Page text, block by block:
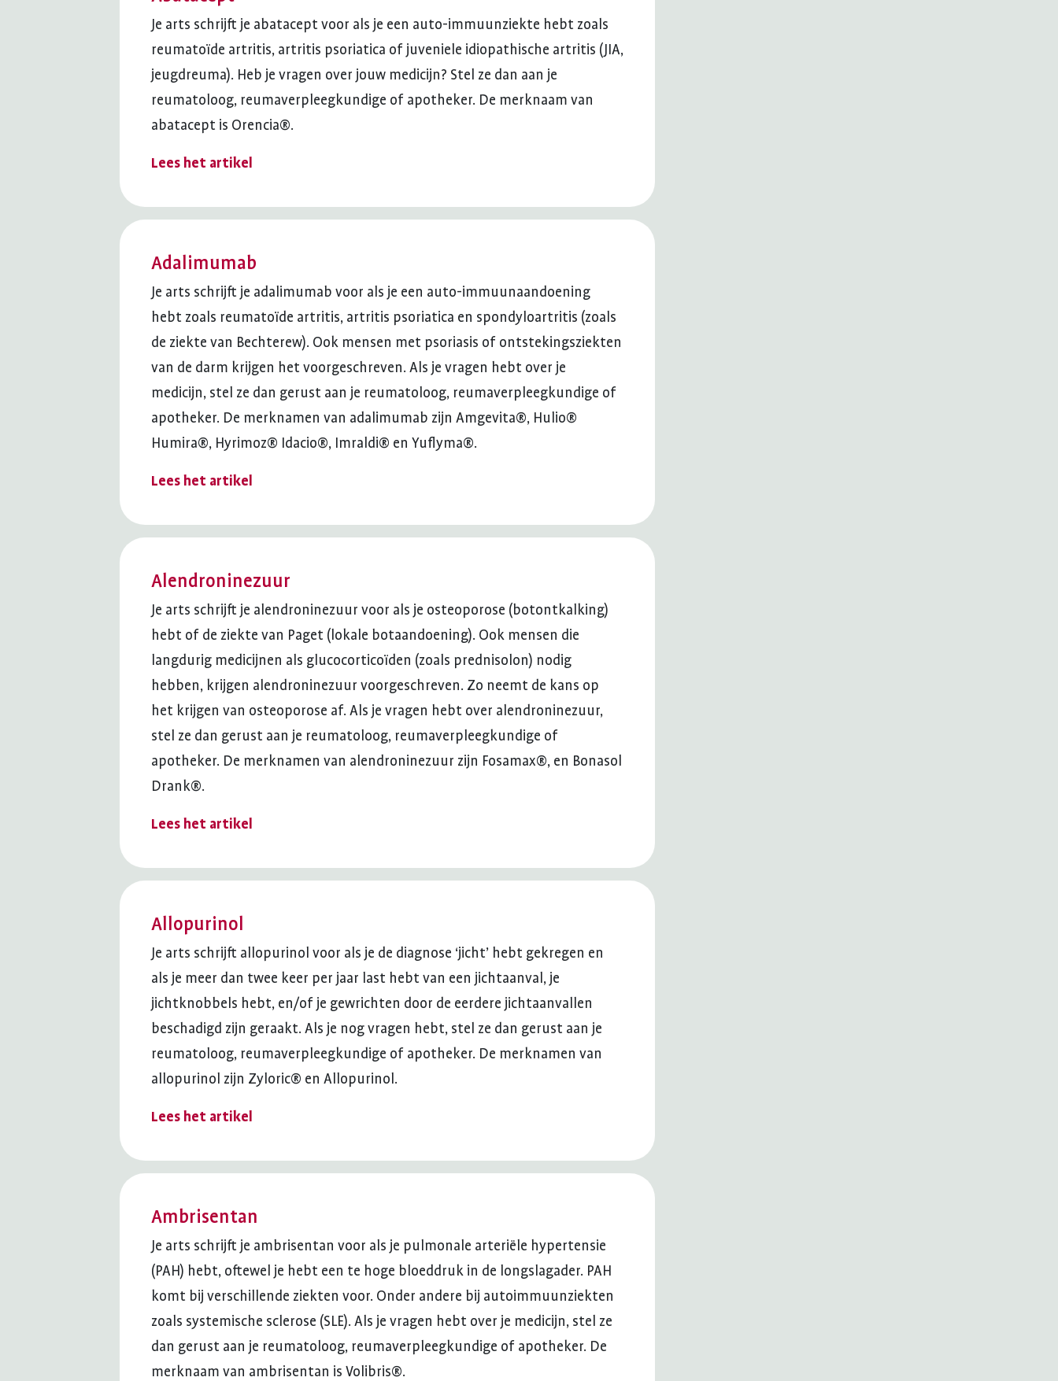
Je arts schrijft je abatacept voor als je een auto-immuunziekte hebt zoals
reumatoïde artritis, artritis psoriatica of juveniele idiopathische artritis (JIA,
jeugdreuma). Heb je vragen over jouw medicijn? Stel ze dan aan je
reumatoloog, reumaverpleegkundige of apotheker. De merknaam van
abatacept is Orencia®.
Lees het artikel
Adalimumab
Je arts schrijft je adalimumab voor als je een auto-immuunaandoening
hebt zoals reumatoïde artritis, artritis psoriatica en spondyloartritis (zoals
de ziekte van Bechterew). Ook mensen met psoriasis of ontstekingsziekten
van de darm krijgen het voorgeschreven. Als je vragen hebt over je
medicijn, stel ze dan gerust aan je reumatoloog, reumaverpleegkundige of
apotheker. De merknamen van adalimumab zijn Amgevita®, Hulio®
Humira®, Hyrimoz® Idacio®, Imraldi® en Yuflyma®.
Lees het artikel
Alendroninezuur
Je arts schrijft je alendroninezuur voor als je osteoporose (botontkalking)
hebt of de ziekte van Paget (lokale botaandoening). Ook mensen die
langdurig medicijnen als glucocorticoïden (zoals prednisolon) nodig
hebben, krijgen alendroninezuur voorgeschreven. Zo neemt de kans op
het krijgen van osteoporose af. Als je vragen hebt over alendroninezuur,
stel ze dan gerust aan je reumatoloog, reumaverpleegkundige of
apotheker. De merknamen van alendroninezuur zijn Fosamax®, en Bonasol
Drank®.
Lees het artikel
Allopurinol
Je arts schrijft allopurinol voor als je de diagnose ‘jicht’ hebt gekregen en
als je meer dan twee keer per jaar last hebt van een jichtaanval, je
jichtknobbels hebt, en/of je gewrichten door de eerdere jichtaanvallen
beschadigd zijn geraakt. Als je nog vragen hebt, stel ze dan gerust aan je
reumatoloog, reumaverpleegkundige of apotheker. De merknamen van
allopurinol zijn Zyloric® en Allopurinol.
Lees het artikel
Ambrisentan
Je arts schrijft je ambrisentan voor als je pulmonale arteriële hypertensie
(PAH) hebt, oftewel je hebt een te hoge bloeddruk in de longslagader. PAH
komt bij verschillende ziekten voor. Onder andere bij autoimmuunziekten
zoals systemische sclerose (SLE). Als je vragen hebt over je medicijn, stel ze
dan gerust aan je reumatoloog, reumaverpleegkundige of apotheker. De
merknaam van ambrisentan is Volibris®.